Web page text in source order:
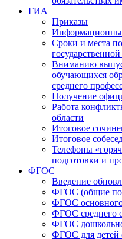
ГИА
Приказы
Сроки и места
Вниманию
обучающихся
среднего
Получение
Работа
области
Итоговое
Итоговое
Телефоны
подготовки и
ФГОС
Введение
ФГОС (общие
ФГОС основного
ФГОС среднего
ФГОС
ФГОС для